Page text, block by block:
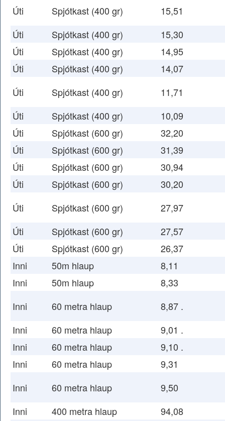
Úti
Spjótkast (400 gr)
15,51
Úti
Spjótkast (400 gr)
15,30
Úti
Spjótkast (400 gr)
14,95
Úti
Spjótkast (400 gr)
14,07
Úti
Spjótkast (400 gr)
11,71
Úti
Spjótkast (400 gr)
10,09
Úti
Spjótkast (600 gr)
32,20
Úti
Spjótkast (600 gr)
31,39
Úti
Spjótkast (600 gr)
30,94
Úti
Spjótkast (600 gr)
30,20
Úti
Spjótkast (600 gr)
27,97
Úti
Spjótkast (600 gr)
27,57
Úti
Spjótkast (600 gr)
26,37
Inni
50m hlaup
8,11
Inni
50m hlaup
8,33
Inni
60 metra hlaup
8,87 .
Inni
60 metra hlaup
9,01 .
Inni
60 metra hlaup
9,10 .
Inni
60 metra hlaup
9,31
Inni
60 metra hlaup
9,50
Inni
400 metra hlaup
94,08